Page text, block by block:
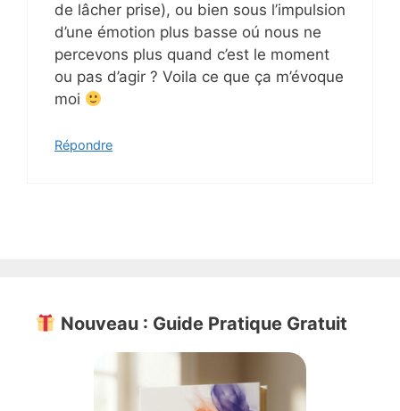
de lâcher prise), ou bien sous l’impulsion
d’une émotion plus basse oú nous ne
percevons plus quand c’est le moment
ou pas d’agir ? Voila ce que ça m’évoque
moi
Répondre
Nouveau : Guide Pratique Gratuit